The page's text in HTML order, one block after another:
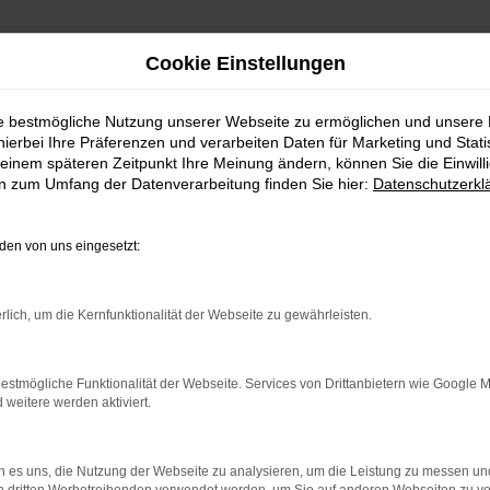
Top Angebote
finden Sie den idealen Ford Transit Custom – die perfekte
sind wir seit über 30 Jahren für Sie da und bieten
bietet Ihnen nicht nur innovative Ausstattung, sondern auch
bei der Auswahl Ihres Wunschfahrzeugs mit
Zusätzlich bieten wir Ihnen zahlreiche
Fahrzeugs.
Cookie Einstellungen
bestmögliche Nutzung unserer Webseite zu ermöglichen und unsere
Ihre Präferenzen und verarbeiten Daten für Marketing und
späteren Zeitpunkt Ihre Meinung ändern, können Sie die
zum Umfang der Datenverarbeitung finden Sie hier:
von uns eingesetzt:
um die Kernfunktionalität der Webseite zu gewährleisten.
Funktionalität der Webseite. Services von Drittanbietern wie Google
weitere werden aktiviert.
es uns, die Nutzung der Webseite zu analysieren, um die Leistung zu messen